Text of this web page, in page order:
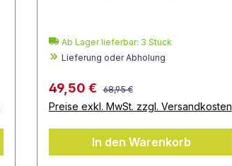
Ab Lager lieferbar: 3 Stück
Lieferung oder Abholung
49,50 € 68,95 €
Preise exkl. MwSt. zzgl. Versandkosten
In den Warenkorb